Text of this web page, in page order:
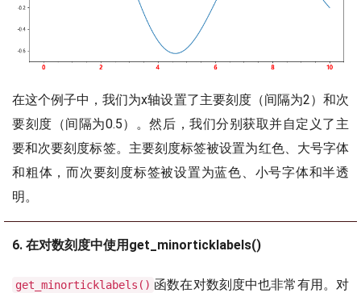
在这个例子中，我们为x轴设置了主要刻度（间隔为2）和次
要刻度（间隔为0.5）。然后，我们分别获取并自定义了主
要和次要刻度标签。主要刻度标签被设置为红色、大号字体
和粗体，而次要刻度标签被设置为蓝色、小号字体和半透
明。
6. 在对数刻度中使用get_minorticklabels()
get_minorticklabels() 函数在对数刻度中也非常有用。对